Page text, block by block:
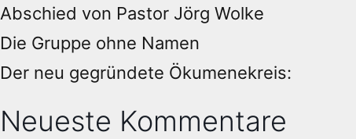
Abschied von Pastor Jörg Wolke
Die Gruppe ohne Namen
Der neu gegründete Ökumenekreis:
Neueste Kommentare